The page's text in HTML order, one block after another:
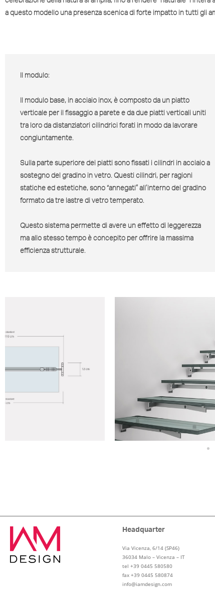
a questo modello una presenza scenica di forte impatto in tutti gli
Il modulo:
Il modulo base, in acciaio inox, è composto da un piatto
verticale per il fissaggio a parete e da due piatti verticali uniti
tra loro da distanziatori cilindrici forati in modo da lavorare
congiuntamente.
Sulla parte superiore dei piatti sono fissati i cilindri in acciaio a
sostegno del gradino in vetro. Questi cilindri, per ragioni
statiche ed estetiche, sono “annegati” all’interno del gradino
formato da tre lastre di vetro temperato.
Questo sistema permette di avere un effetto di leggerezza
ma allo stesso tempo è concepito per offrire la massima
efficienza strutturale.
Headquarter
Via Vicenza, 6/14 (SP46)
36034 Malo – Vicenza – IT
tel +39 0445 580580
fax +39 0445 580874
info@iamdesign.com